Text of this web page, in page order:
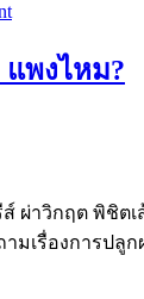
พงไหม?
ผ่าวิกฤต พิชิตเ
มเรื่องการปลู